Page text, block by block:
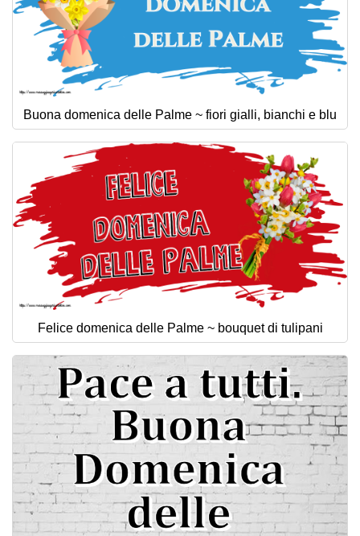
Buona domenica delle Palme ~ fiori gialli, bianchi e blu
Felice domenica delle Palme ~ bouquet di tulipani